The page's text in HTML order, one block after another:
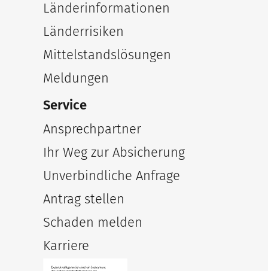
Länderinformationen
Länderrisiken
Mittelstandslösungen
Meldungen
Service
Ansprechpartner
Ihr Weg zur Absicherung
Unverbindliche Anfrage
Antrag stellen
Schaden melden
Karriere